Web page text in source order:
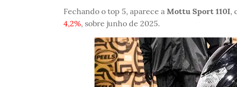
Fechando o top 5, aparece a Mottu Sport 110I,
4,2%, sobre junho de 2025.